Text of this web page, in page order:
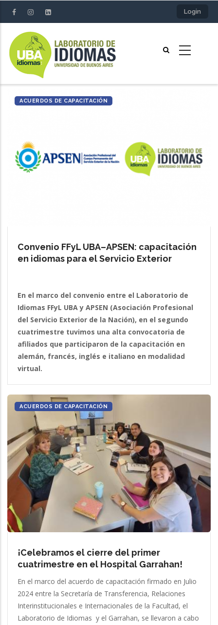
contenido
principal
Login
ACUERDOS DE CAPACITACIÓN
Convenio FFyL UBA–APSEN: capacitación
en idiomas para el Servicio Exterior
En el marco del convenio entre el Laboratorio de
Idiomas FFyL UBA y APSEN (Asociación Profesional
del Servicio Exterior de la Nación), en el segundo
cuatrimestre tuvimos una alta convocatoria de
afiliados que participaron de la capacitación en
alemán, francés, inglés e italiano en modalidad
virtual.
ACUERDOS DE CAPACITACIÓN
¡Celebramos el cierre del primer
cuatrimestre en el Hospital Garrahan!
En el marco del acuerdo de capacitación firmado en Julio
2024 entre la Secretaría de Transferencia, Relaciones
Interinstitucionales e Internacionales de la Facultad, el
Laboratorio de Idiomas y el Garrahan, se llevaron a cabo